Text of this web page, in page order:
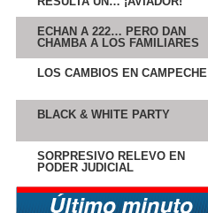
ECHAN A 222… PERO DAN
CHAMBA A LOS FAMILIARES
LOS CAMBIOS EN CAMPECHE
BLACK & WHITE PARTY
SORPRESIVO RELEVO EN
PODER JUDICIAL